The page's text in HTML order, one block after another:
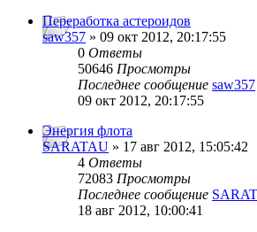
Переработка астероидов
saw357 » 09 окт 2012, 20:17:55
0 Ответы
50646 Просмотры
Последнее сообщение saw357
09 окт 2012, 20:17:55
Энергия флота
SARATAU » 17 авг 2012, 15:05:42
4 Ответы
72083 Просмотры
Последнее сообщение
18 авг 2012, 10:00:41